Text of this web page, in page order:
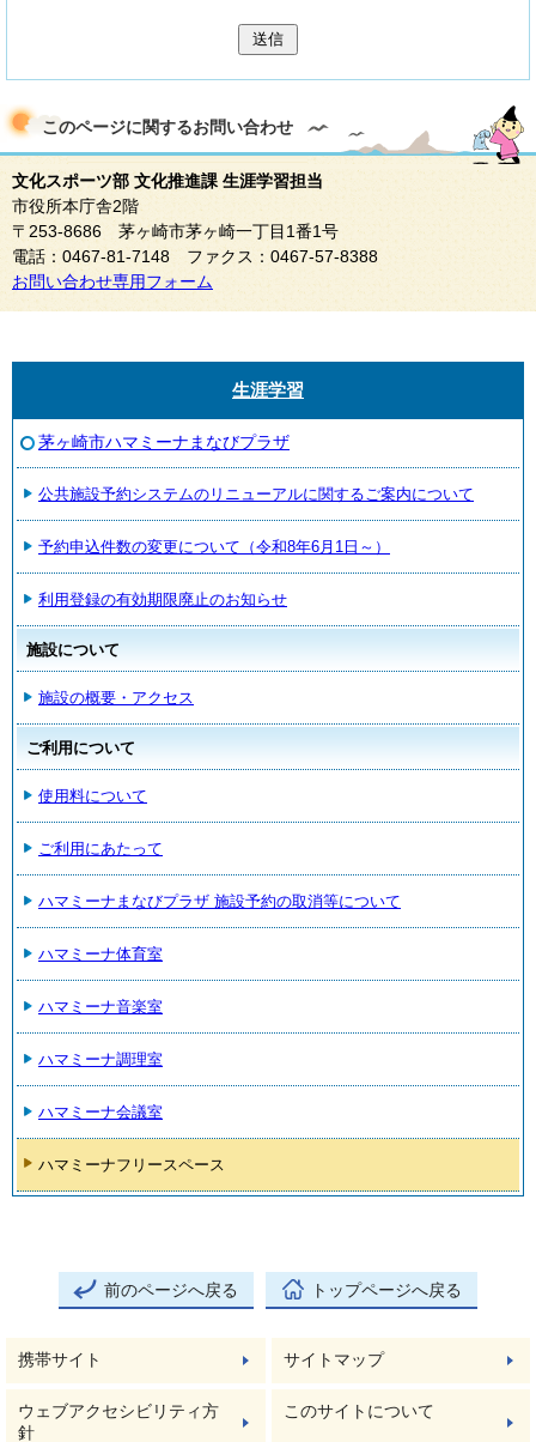
送信
このページに関するお問い合わせ
文化スポーツ部 文化推進課 生涯学習担当
市役所本庁舎2階
〒253-8686 茅ヶ崎市茅ヶ崎一丁目1番1号
電話：0467-81-7148 ファクス：0467-57-8388
お問い合わせ専用フォーム
生涯学習
茅ヶ崎市ハマミーナまなびプラザ
公共施設予約システムのリニューアルに関するご案内について
予約申込件数の変更について（令和8年6月1日～）
利用登録の有効期限廃止のお知らせ
施設について
施設の概要・アクセス
ご利用について
使用料について
ご利用にあたって
ハマミーナまなびプラザ 施設予約の取消等について
ハマミーナ体育室
ハマミーナ音楽室
ハマミーナ調理室
ハマミーナ会議室
ハマミーナフリースペース
前のページへ戻る トップページへ戻る
携帯サイト サイトマップ
ウェブアクセシビリティ方
針
このサイトについて